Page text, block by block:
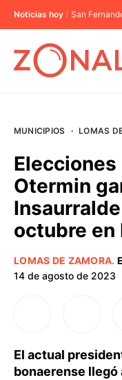
Noticias hoy San
BUENOS AIRES
PROVINCIAS
ELECCIONES 2023
MUNICIPIOS · LOMAS
Otermin
octubre en
LOMAS DE ZAMORA.
14 de agosto de 2023
El actual
bonaerense llegó